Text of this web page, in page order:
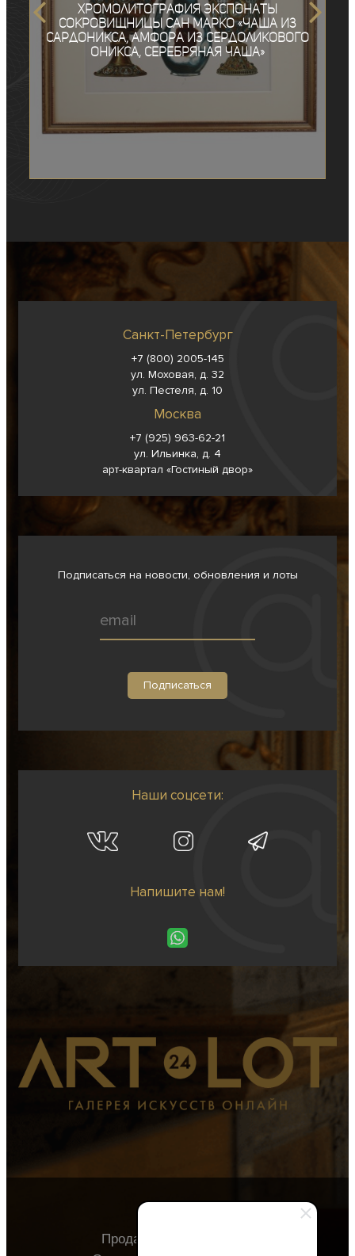
Хромолитография экспонаты
сокровищницы Сан Марко «Чаша из
сардоникса, Амфора из сердоликового
оникса, серебряная чаша»
Санкт-Петербург
+7 (800) 2005-145
ул. Моховая, д. 32
ул. Пестеля, д. 10
Москва
+7 (925) 963-62-21
ул. Ильинка, д. 4
арт-квартал «Гостиный двор»
Подписаться на новости, обновления и лоты
Наши соцсети:
Напишите нам!
Продавцу